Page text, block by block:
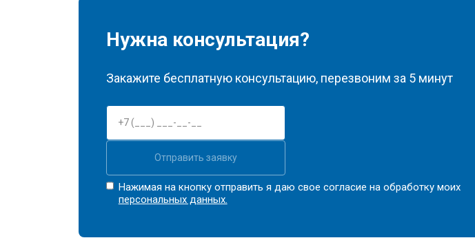
Нужна консультация?
Закажите бесплатную консультацию, перезвоним за 5 минут
Отправить заявку
Нажимая на кнопку отправить я даю свое согласие на обработку моих
персональных данных.